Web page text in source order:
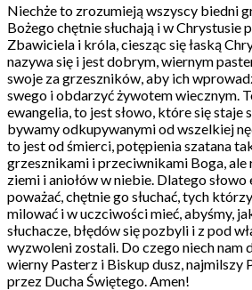
Niechże to zrozumieją wszyscy biedni
Bożego chętnie słuchają i w Chrystusie
Zbawiciela i króla, ciesząc się łaską
nazywa się i jest dobrym, wiernym
swoje za grzeszników, aby ich
swego i obdarzyć żywotem wiecznym.
ewangelia, to jest słowo, które się
bywamy odkupywanymi od wszelkiej
to jest od śmierci, potępienia szatana
grzesznikami i przeciwnikami Boga, ale
ziemi i aniołów w niebie. Dlatego
poważać, chętnie go słuchać, tych
milować i w uczciwości mieć, abyśmy,
słuchacze, błędów się pozbyli i z pod
wyzwoleni zostali. Do czego niech nam
wierny Pasterz i Biskup dusz, najmilszy
przez Ducha Świętego. Amen!